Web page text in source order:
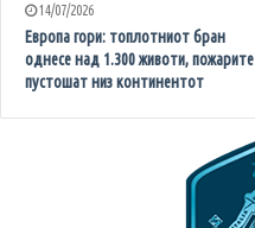
14/07/2026
Европа гори: топлотниот бран
однесе над 1.300 животи, пожарите
пустошат низ континентот